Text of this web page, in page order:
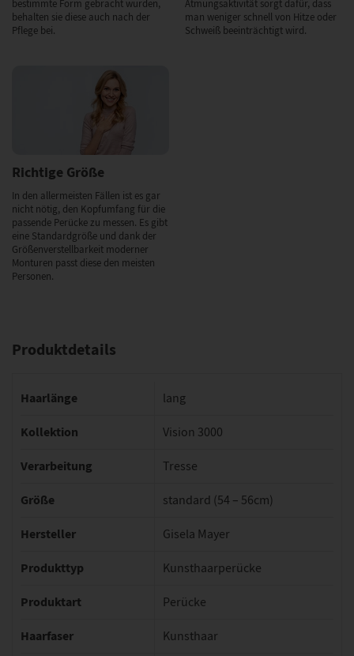
bestimmte Form gebracht wurden,
behalten sie diese auch nach der
Pflege bei.
Atmungsaktivität sorgt dafür, dass
man weniger schnell von Hitze oder
Schweiß beeinträchtigt wird.
Richtige Größe
In den allermeisten Fällen ist es gar
nicht nötig, den Kopfumfang für die
passende Perücke zu messen. Es gibt
eine Standardgröße und dank der
Größenverstellbarkeit moderner
Monturen passt diese den meisten
Personen.
Produktdetails
Haarlänge lang
Kollektion Vision 3000
Verarbeitung Tresse
Größe standard (54 – 56cm)
Hersteller Gisela Mayer
Produkttyp Kunsthaarperücke
Produktart Perücke
Haarfaser Kunsthaar